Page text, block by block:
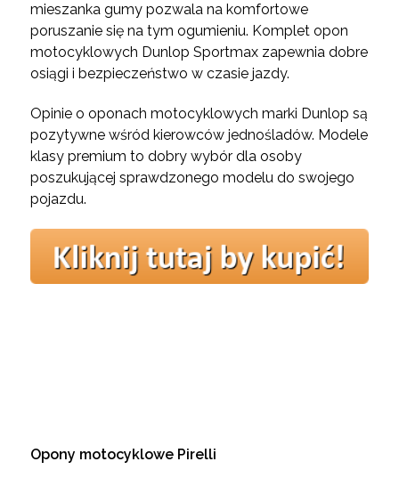
mieszanka gumy pozwala na komfortowe
poruszanie się na tym ogumieniu. Komplet opon
motocyklowych Dunlop Sportmax zapewnia dobre
osiągi i bezpieczeństwo w czasie jazdy.
Opinie o oponach motocyklowych marki Dunlop są
pozytywne wśród kierowców jednośladów. Modele
klasy premium to dobry wybór dla osoby
poszukującej sprawdzonego modelu do swojego
pojazdu.
Opony motocyklowe Pirelli